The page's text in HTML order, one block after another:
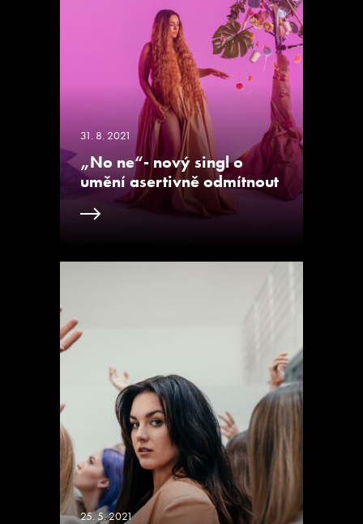
31. 8. 2021
„No ne“- nový singl o
umění asertivně odmítnout
25. 5. 2021